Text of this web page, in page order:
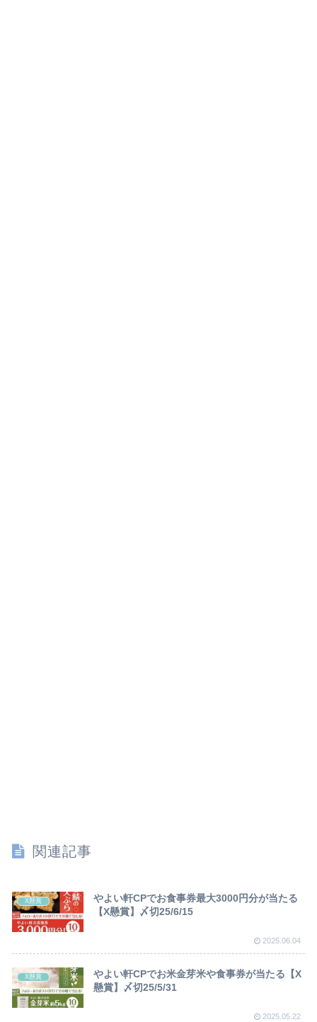
関連記事
X懸賞
やよい軒CPでお食事券最大3000円分が当たる
【X懸賞】〆切25/6/15
2025.06.04
X懸賞
やよい軒CPでお米金芽米や食事券が当たる【X
懸賞】〆切25/5/31
2025.05.22